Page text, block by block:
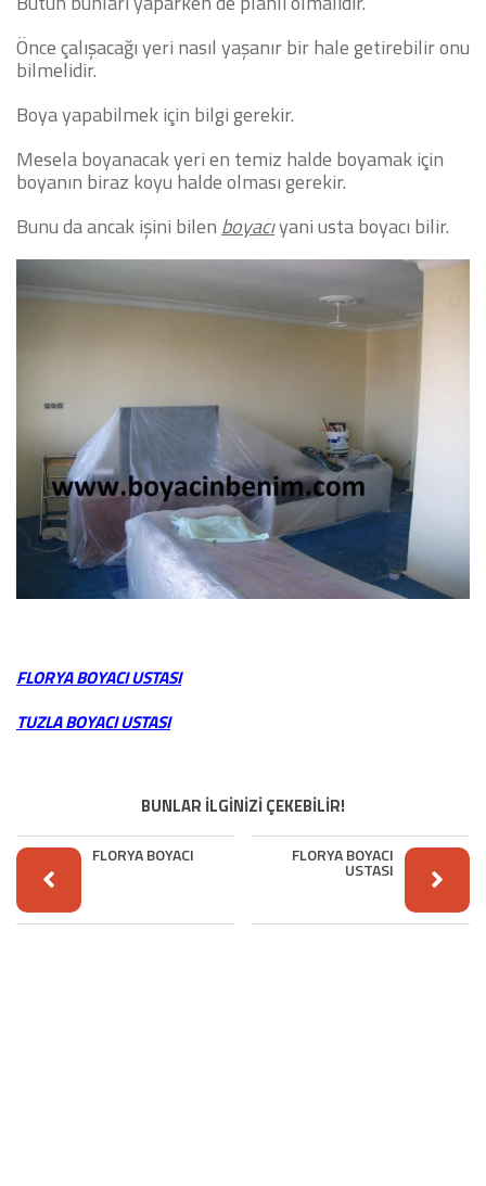
Önce çalışacağı yeri nasıl yaşanır bir hale getirebilir onu
bilmelidir.
Boya yapabilmek için bilgi gerekir.
Mesela boyanacak yeri en temiz halde boyamak için
boyanın biraz koyu halde olması gerekir.
Bunu da ancak işini bilen boyacıyani usta boyacı bilir.
FLORYA BOYACI USTASI
TUZLA BOYACI USTASI
BUNLAR İLGİNİZİ ÇEKEBİLİR!
FLORYA BOYACI FLORYA BOYACI
USTASI